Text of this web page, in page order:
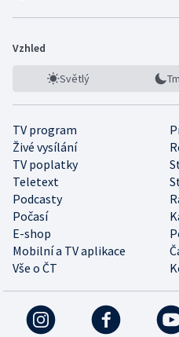
Vzhled
Světlý
TV program
Živé vysílání
TV poplatky
Teletext
Podcasty
Počasí
E-shop
Mobilní a TV aplikace
Vše o ČT